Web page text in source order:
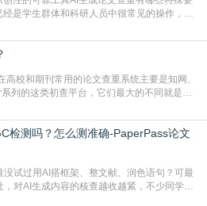
是学生群体和科研人员中很常见的操作，不
生带有重复风险——训练AI的数据集本身就包
内容，AI输出内容时很容易无意识拼接出重
列的这类初查平台，它们最大的不同就是数
定稿检测的绝对主流。本科用PMLC，含大学
硕博用VIP/TMLC，含学术论文联合比对
检测吗？怎么测准确-PaperPass论文
试过用AI搭框架、整文献、润色语句？可最
对AI生成内容的核查越收越紧，不少同学投